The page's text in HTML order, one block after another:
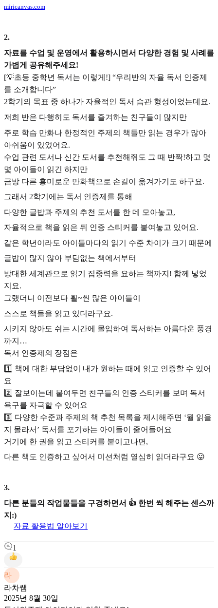
miricanvas.com
2.
자료를 수업 및 운영에서 활용하시면서 다양한 경험 및 사례를
가볍게 공유해주세요!
[💡초등 중학년 독서는 이렇게!] “우리반의 자율 독서 인증제
를 소개합니다”
2학기의 목표 중 하나가 자율적인 독서 습관 형성이었는데요.
저희 반은 다행히도 독서를 즐겨하는 친구들이 많지만
주로 학습 만화나 한정적인 주제의 책들만 읽는 경우가 많아
아쉬움이 있었어요.
수업 관련 도서나 신간 도서를 추천해줘도 그 때 반짝!하고 몇
몇 아이들이 읽긴 하지만
금방 다른 흥미로운 만화책으로 손길이 옮겨가기도 하구요.
그래서 2학기에는 독서 인증제를 통해
다양한 글밥과 주제의 추천 도서를 한 데 모아놓고,
자율적으로 책을 읽은 뒤 인증 스티커를 붙여놓고 있어요.
같은 학년이라도 아이들마다의 읽기 수준 차이가 크기 때문에
글밥이 많지 않아 부담없는 책에서부터
방대한 세계관으로 읽기 집중력을 요하는 책까지! 함께 넣었
지요.
그랬더니 이전보다 훨~씬 많은 아이들이
스스로 책들을 읽고 있더라구요.
시키지 않아도 쉬는 시간에 몰입하여 독서하는 아름다운 풍경
까지…
독서 인증제의 장점은
1️⃣ 책에 대한 부담없이 내가 원하는 때에 읽고 인증할 수 있어
요
2️⃣ 잘보이는데 붙여두면 친구들의 인증 스티커를 보며 독서
욕구를 자극할 수 있어요
3️⃣ 다양한 수준과 주제의 책 추천 목록을 제시해주면 ‘뭘 읽을
지 몰라서’ 독서를 포기하는 아이들이 줄어들어요
거기에 한 권을 읽고 스티커를 붙이고나면,
다른 책도 인증하고 싶어서 미션처럼 열심히 읽더라구요 😛
3.
다른 분들의 작업물들을 구경하면서 👍 한번 씩 해주는 센스까
지:)
자료 활용법 알아보기
1
라
라차쌤
2025년 8월 30일